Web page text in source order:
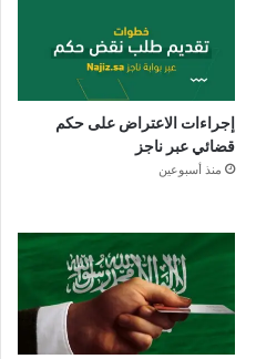
إجراءات الاعتراض على حكم
قضائي عبر ناجز
منذ أسبوعين